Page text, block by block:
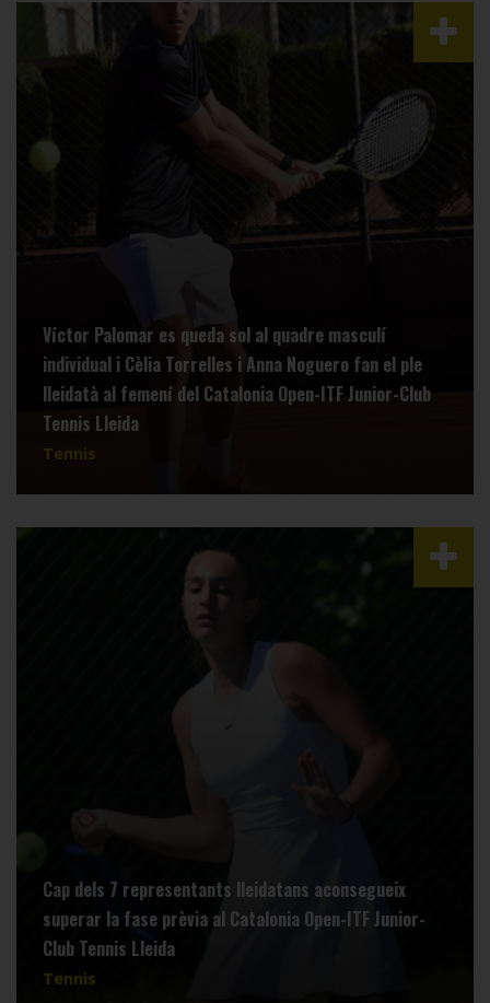
Víctor Palomar es queda sol al quadre masculí
individual i Cèlia Torrelles i Anna Noguero fan el ple
lleidatà al femení del Catalonia Open-ITF Junior-Club
Tennis Lleida
Tennis
Cap dels 7 representants lleidatans aconsegueix
superar la fase prèvia al Catalonia Open-ITF Junior-
Club Tennis Lleida
Tennis